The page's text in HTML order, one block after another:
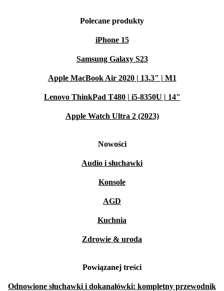
Polecane produkty
iPhone 15
Samsung Galaxy S23
Apple MacBook Air 2020 | 13.3" | M1
Lenovo ThinkPad T480 | i5-8350U | 14"
Apple Watch Ultra 2 (2023)
Nowości
Audio i słuchawki
Konsole
AGD
Kuchnia
Zdrowie & uroda
Powiązanej treści
Odnowione słuchawki i dokanałówki: kompletny przewodnik